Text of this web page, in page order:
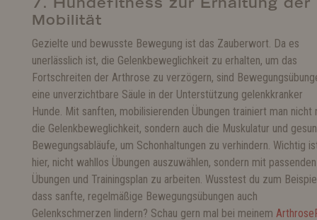
Mobilität
Gezielte und bewusste Bewegung ist das Zauberwort. Da es
unerlässlich ist, die Gelenkbeweglichkeit zu erhalten, um das
Fortschreiten der Arthrose zu verzögern, sind
eine unverzichtbare Säule in der Unterstützung gelenkkranker
Hunde. Mit sanften, mobilisierenden Übungen trainiert man nicht
die Gelenkbeweglichkeit, sondern auch die Muskulatur und
Bewegungsabläufe, um Schonhaltungen zu verhindern. Wichtig
hier, nicht wahllos Übungen auszuwählen, sondern mit passenden
Übungen und Trainingsplan zu arbeiten. Wusstest du zum
dass sanfte, regelmäßige Bewegungsübungen auch
Gelenkschmerzen lindern? Schau gern mal bei meinem